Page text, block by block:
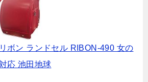
ボン ランドセル RIBON-490 女の
応 池田地球